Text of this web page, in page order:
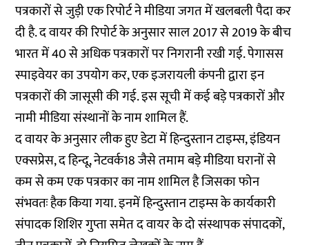
पत्रकारों से जुड़ी एक रिपोर्ट ने मीडिया जगत में खलबली पैदा कर
दी है. द वायर कीरिपोर्टके अनुसार साल 2017 से 2019 के बीच
भारत में 40 से अधिक पत्रकारों पर निगरानी रखी गई. पेगासस
स्पाइवेयर का उपयोग कर, एक इजरायली कंपनी द्वारा इन
पत्रकारों की जासूसी की गई. इस सूची में कई बड़े पत्रकारों और
नामी मीडिया संस्थानों के नाम शामिल हैं.
द वायर के अनुसार लीक हुए डेटा में हिन्दुस्तान टाइम्स, इंडियन
एक्सप्रेस, द हिन्दू, नेटवर्क18 जैसे तमाम बड़े मीडिया घरानों से
कम से कम एक पत्रकार का नाम शामिल है जिसका फोन
संभवतः हैक किया गया. इनमें हिन्दुस्तान टाइम्स के कार्यकारी
संपादक शिशिर गुप्ता समेत द वायर के दो संस्थापक संपादकों,